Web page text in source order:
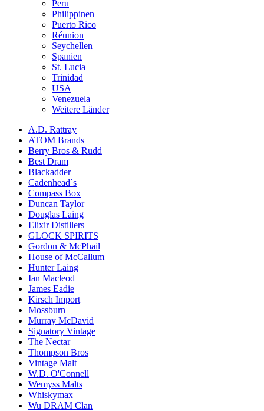
Peru
Philippinen
Puerto Rico
Réunion
Seychellen
Spanien
St. Lucia
Trinidad
USA
Venezuela
Weitere Länder
A.D. Rattray
ATOM Brands
Berry Bros & Rudd
Best Dram
Blackadder
Cadenhead´s
Compass Box
Duncan Taylor
Douglas Laing
Elixir Distillers
GLOCK SPIRITS
Gordon & McPhail
House of McCallum
Hunter Laing
Ian Macleod
James Eadie
Kirsch Import
Mossburn
Murray McDavid
Signatory Vintage
The Nectar
Thompson Bros
Vintage Malt
W.D. O'Connell
Wemyss Malts
Whiskymax
Wu DRAM Clan